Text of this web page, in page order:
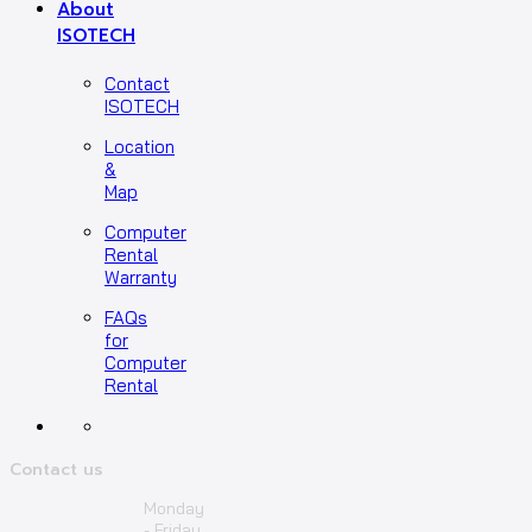
About
ISOTECH
Contact
ISOTECH
Location
&
Map
Computer
Rental
Warranty
FAQs
for
Computer
Rental
Contact us
Monday